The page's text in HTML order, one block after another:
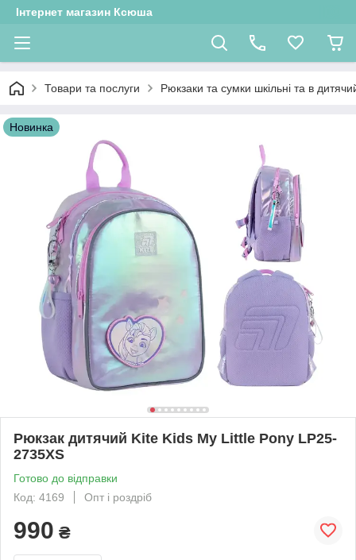
Інтернет магазин Ксюша
Товари та послуги Рюкзаки та сумки шкільні та в
Новинка
Рюкзак дитячий Kite Kids My Little Pony LP25-
2735XS
Готово до відправки
Код: 4169
Опт і роздріб
990 ₴